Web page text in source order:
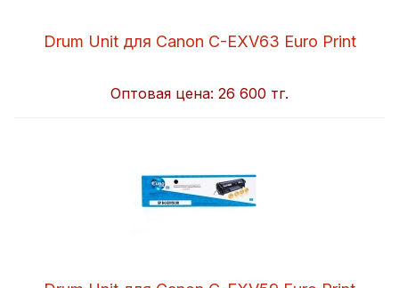
Drum Unit для Canon C-EXV63 Euro Print
Оптовая цена: 26 600 тг.